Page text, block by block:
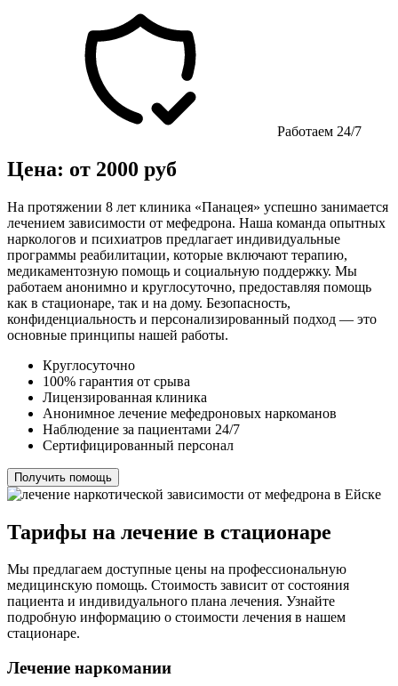
Работаем 24/7
Цена: от 2000 руб
На протяжении 8 лет клиника «Панацея» успешно занимается
лечением зависимости от мефедрона. Наша команда опытных
наркологов и психиатров предлагает индивидуальные
программы реабилитации, которые включают терапию,
медикаментозную помощь и социальную поддержку. Мы
работаем анонимно и круглосуточно, предоставляя помощь
как в стационаре, так и на дому. Безопасность,
конфиденциальность и персонализированный подход — это
основные принципы нашей работы.
Круглосуточно
100% гарантия от срыва
Лицензированная клиника
Анонимное лечение мефедроновых наркоманов
Наблюдение за пациентами 24/7
Сертифицированный персонал
Получить помощь
Тарифы на лечение в стационаре
Мы предлагаем доступные цены на профессиональную
медицинскую помощь. Стоимость зависит от состояния
пациента и индивидуального плана лечения. Узнайте
подробную информацию о стоимости лечения в нашем
стационаре.
Лечение наркомании